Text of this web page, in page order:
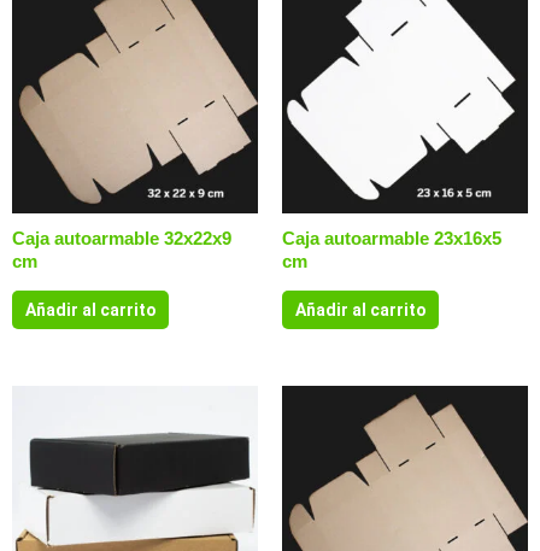
Caja autoarmable 32x22x9
cm
Añadir al carrito
Caja autoarmable 23x16x5
cm
Añadir al carrito